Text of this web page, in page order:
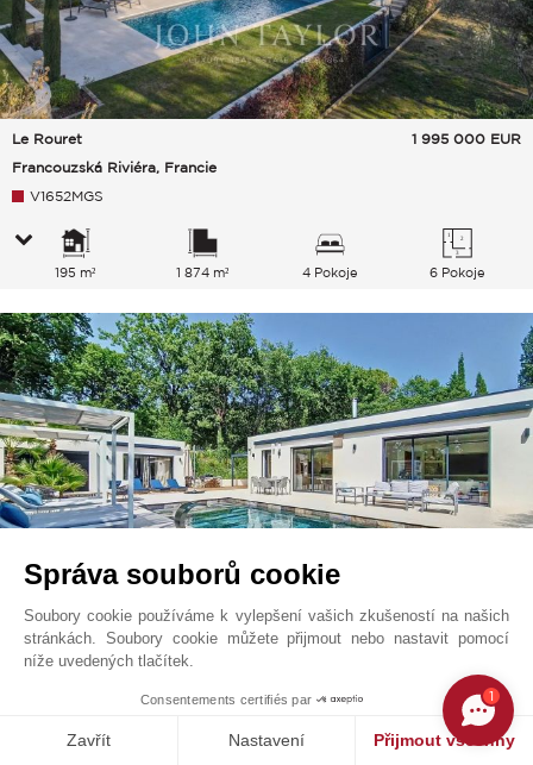
Le Rouret
Francouzská Riviéra, Francie
1 995 000 EUR
V1652MGS
195 m² 1 874 m² 4 Pokoje 6 Pokoje
Opio
Francouzská Riviéra, Francie
1 995 000 EUR
Správa souborů cookie
Soubory cookie používáme k vylepšení vašich zkušeností na našich
stránkách. Soubory cookie můžete přijmout nebo nastavit pomocí
níže uvedených tlačítek.
Consentements certifiés par
Zavřít Nastavení Přijmout všechny
1